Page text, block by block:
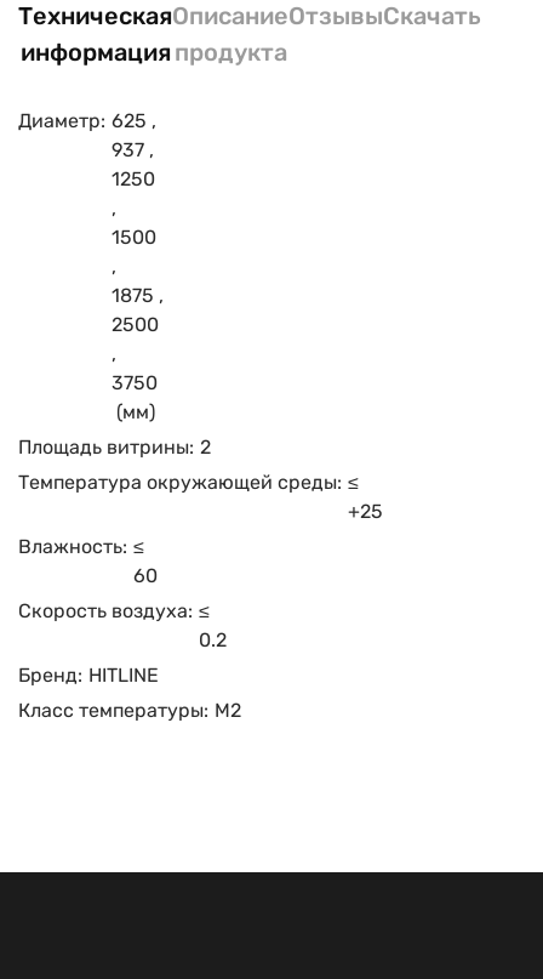
Техническая
информация
Описание
продукта
ОтзывыСкачать
Диаметр: 625 ,
937 ,
1250
,
1500
,
1875 ,
2500
,
3750
(мм)
Площадь витрины: 2
Температура окружающей среды: ≤
+25
Влажность: ≤
60
Скорость воздуха: ≤
0.2
Бренд: HITLINE
Класс температуры: М2